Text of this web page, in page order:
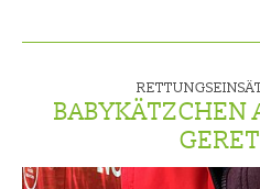
BABYKÄTZCHEN